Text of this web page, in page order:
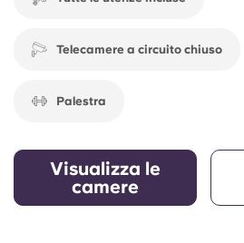
Telecamere a circuito chiuso
Palestra
Visualizza le
camere